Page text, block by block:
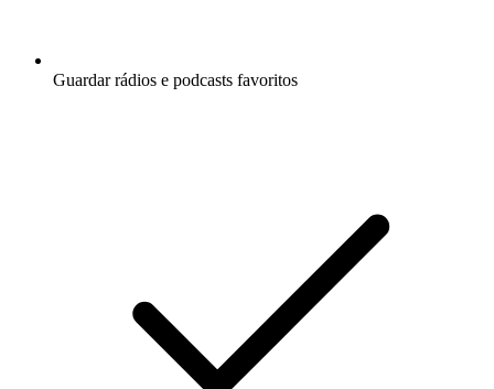
Guardar rádios e podcasts favoritos